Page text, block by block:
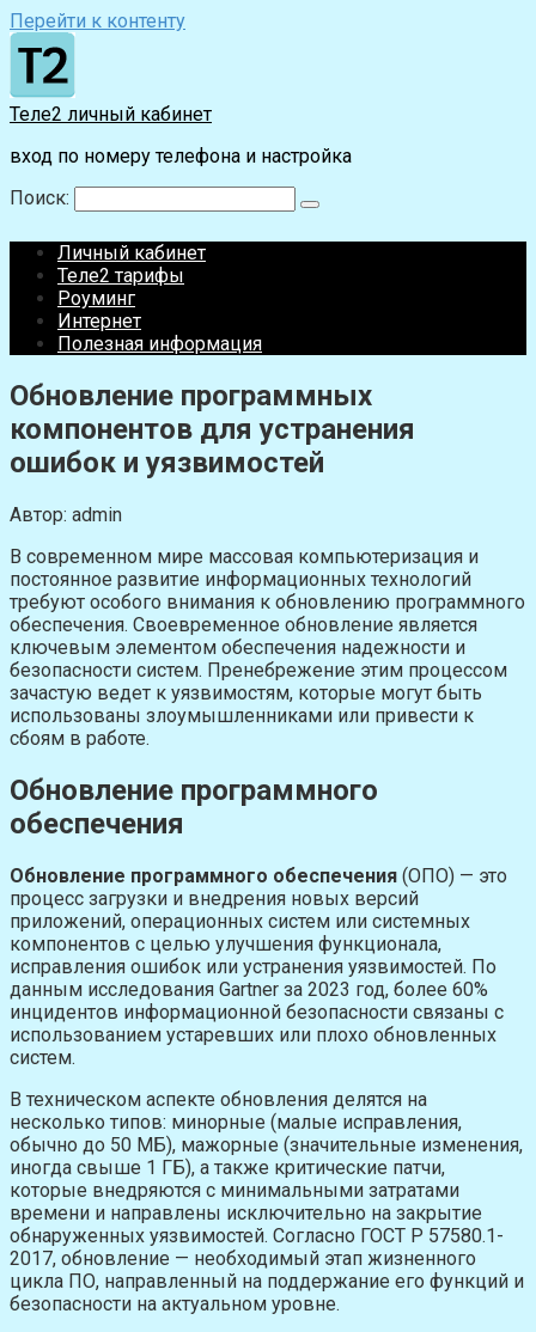
Перейти к контенту
Теле2 личный кабинет
вход по номеру телефона и настройка
Поиск:
Личный кабинет
Теле2 тарифы
Роуминг
Интернет
Полезная информация
Обновление программных
компонентов для устранения
ошибок и уязвимостей
Автор: admin
В современном мире массовая компьютеризация и
постоянное развитие информационных технологий
требуют особого внимания к обновлению программного
обеспечения. Своевременное обновление является
ключевым элементом обеспечения надежности и
безопасности систем. Пренебрежение этим процессом
зачастую ведет к уязвимостям, которые могут быть
использованы злоумышленниками или привести к
сбоям в работе.
Обновление программного
обеспечения
Обновление программного обеспечения (ОПО) — это
процесс загрузки и внедрения новых версий
приложений, операционных систем или системных
компонентов с целью улучшения функционала,
исправления ошибок или устранения уязвимостей. По
данным исследования Gartner за 2023 год, более 60%
инцидентов информационной безопасности связаны с
использованием устаревших или плохо обновленных
систем.
В техническом аспекте обновления делятся на
несколько типов: минорные (малые исправления,
обычно до 50 МБ), мажорные (значительные изменения,
иногда свыше 1 ГБ), а также критические патчи,
которые внедряются с минимальными затратами
времени и направлены исключительно на закрытие
обнаруженных уязвимостей. Согласно ГОСТ Р 57580.1-
2017, обновление — необходимый этап жизненного
цикла ПО, направленный на поддержание его функций и
безопасности на актуальном уровне.